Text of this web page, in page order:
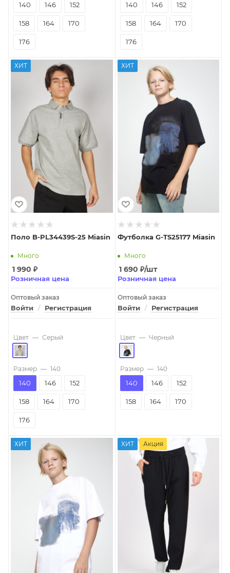
140 146 152
158 164 170
176
140 146 152
158 164 170
176
ХИТ
Поло B-PL34439S-25 Miasin
Много
1 990 ₽
Розничная цена
Оптовый заказ
Войти / Регистрация
Цвет — Серый
Размер — 140
140 146 152
158 164 170
176
ХИТ
Футболка G-TS25177 Miasin
Много
1 690 ₽/шт
Розничная цена
Оптовый заказ
Войти / Регистрация
Цвет — Черный
Размер — 140
140 146 152
158 164 170
ХИТ ХИТ Акция